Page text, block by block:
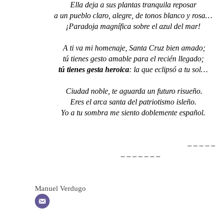
Ella deja a sus plantas tranquila reposar
a un pueblo claro, alegre, de tonos blanco y rosa…
¡Paradoja magnífica sobre el azul del mar!
A ti va mi homenaje, Santa Cruz bien amado;
tú tienes gesto amable para el recién llegado;
tú tienes gesta heroica: la que eclipsó a tu sol…
Ciudad noble, te aguarda un futuro risueño.
Eres el arca santa del patriotismo isleño.
Yo a tu sombra me siento doblemente español.
– – – – –
– – – – – – –
Manuel Verdugo